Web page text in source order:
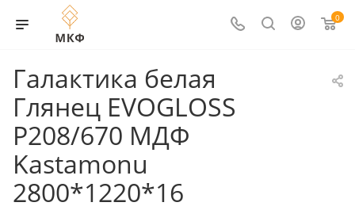
0
Галактика белая
Глянец EVOGLOSS
Р208/670 МДФ
Kastamonu
2800*1220*16